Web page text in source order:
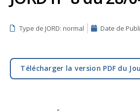
Type de JORD: normal Date de
Télécharger la version PDF du